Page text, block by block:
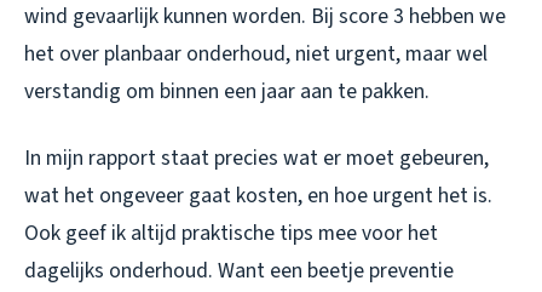
wind gevaarlijk kunnen worden. Bij score 3 hebben we
het over planbaar onderhoud, niet urgent, maar wel
verstandig om binnen een jaar aan te pakken.
In mijn rapport staat precies wat er moet gebeuren,
wat het ongeveer gaat kosten, en hoe urgent het is.
Ook geef ik altijd praktische tips mee voor het
dagelijks onderhoud. Want een beetje preventie